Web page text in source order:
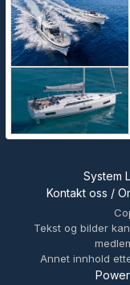
System
Kontakt oss /
Tekst og bilder
Annet innhold